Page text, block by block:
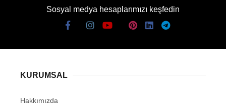
Sosyal medya hesaplarımızı keşfedin
KURUMSAL
Hakkımızda